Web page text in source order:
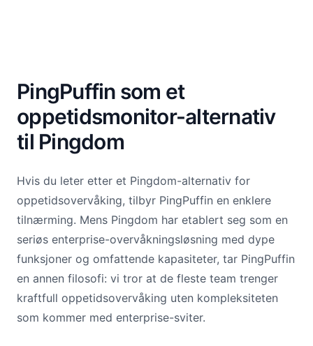
PingPuffin som et
oppetidsmonitor-alternativ
til Pingdom
Hvis du leter etter et Pingdom-alternativ for
oppetidsovervåking, tilbyr PingPuffin en enklere
tilnærming. Mens Pingdom har etablert seg som en
seriøs enterprise-overvåkningsløsning med dype
funksjoner og omfattende kapasiteter, tar PingPuffin
en annen filosofi: vi tror at de fleste team trenger
kraftfull oppetidsovervåking uten kompleksiteten
som kommer med enterprise-sviter.